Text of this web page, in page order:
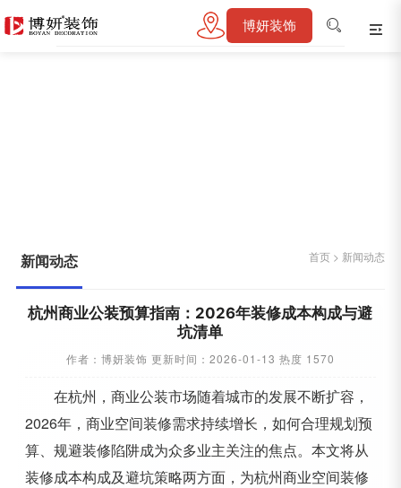
博妍装饰
新闻动态 首页 > 新闻动态
杭州商业公装预算指南：2026年装修成本构成与避
坑清单
作者：博妍装饰 更新时间：2026-01-13 热度 1570
在杭州，商业公装市场随着城市的发展不断扩容，
2026年，商业空间装修需求持续增长，如何合理规划预
算、规避装修陷阱成为众多业主关注的焦点。本文将从
装修成本构成及避坑策略两方面，为杭州商业空间装修